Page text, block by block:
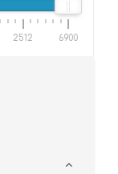
2512 6900